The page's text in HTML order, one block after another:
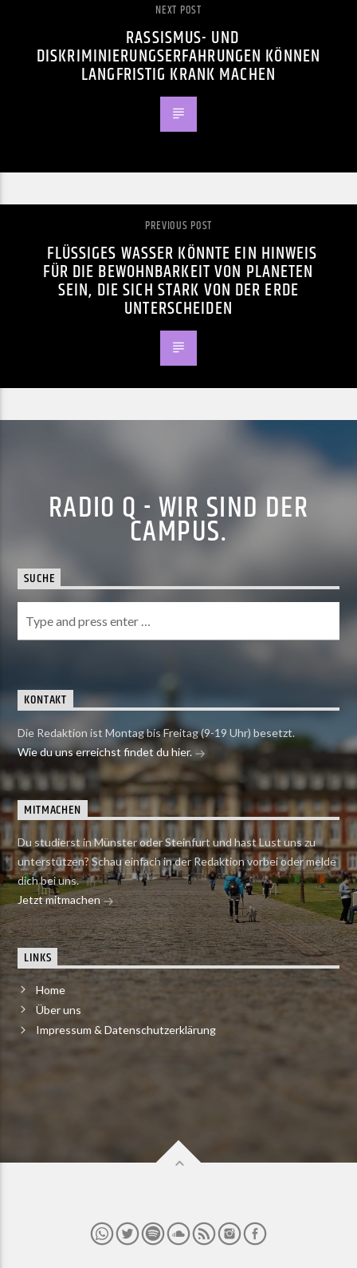
NEXT POST
RASSISMUS- UND
DISKRIMINIERUNGSERFAHRUNGEN KÖNNEN
LANGFRISTIG KRANK MACHEN
PREVIOUS POST
FLÜSSIGES WASSER KÖNNTE EIN HINWEIS
FÜR DIE BEWOHNBARKEIT VON PLANETEN
SEIN, DIE SICH STARK VON DER ERDE
UNTERSCHEIDEN
RADIO Q - WIR SIND DER
CAMPUS.
SUCHE
KONTAKT
Die Redaktion ist Montag bis Freitag (9-19 Uhr) besetzt.
Wie du uns erreichst findet du hier.
MITMACHEN
Du studierst in Münster oder Steinfurt und hast Lust uns zu
unterstützen? Schau einfach in der Redaktion vorbei oder melde
dich bei uns.
Jetzt mitmachen
LINKS
Home
Über uns
Impressum & Datenschutzerklärung